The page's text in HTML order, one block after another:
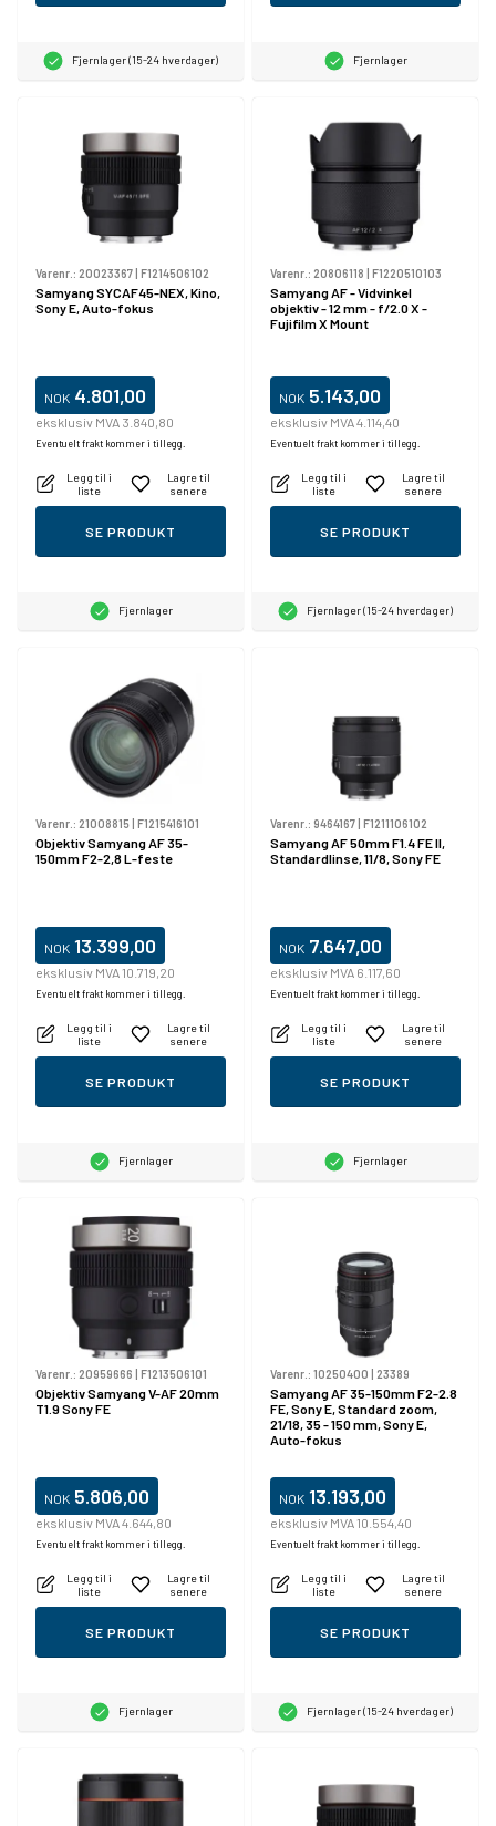
Fjernlager (15-24 hverdager) Fjernlager
Varenr.: 20023367 F1214506102
Samyang SYCAF45-NEX, Kino,
Sony E, Auto-fokus
NOK 4.801,00
eksklusiv MVA 3.840,80
Eventuelt frakt kommer i tillegg.
Legg til i
liste
Lagre til
senere
SE PRODUKT
Fjernlager
Varenr.: 20806118 F1220510103
Samyang AF - Vidvinkel
objektiv - 12 mm - f/2.0 X -
Fujifilm X Mount
NOK 5.143,00
eksklusiv MVA 4.114,40
Eventuelt frakt kommer i tillegg.
Legg til i
liste
Lagre til
senere
SE PRODUKT
Fjernlager (15-24 hverdager)
Varenr.: 21008815 F1215416101
Objektiv Samyang AF 35-
150mm F2-2,8 L-feste
NOK 13.399,00
eksklusiv MVA 10.719,20
Eventuelt frakt kommer i tillegg.
Legg til i
liste
Lagre til
senere
SE PRODUKT
Fjernlager
Varenr.: 9464167 F1211106102
Samyang AF 50mm F1.4 FE II,
Standardlinse, 11/8, Sony FE
NOK 7.647,00
eksklusiv MVA 6.117,60
Eventuelt frakt kommer i tillegg.
Legg til i
liste
Lagre til
senere
SE PRODUKT
Fjernlager
Varenr.: 20959666 | F1213506101
Objektiv Samyang V-AF 20mm
T1.9 Sony FE
NOK 5.806,00
eksklusiv MVA 4.644,80
Eventuelt frakt kommer i tillegg.
Legg til i
liste
Lagre til
senere
SE PRODUKT
Fjernlager
Varenr.: 10250400 | 23389
Samyang AF 35-150mm F2-2.8
FE, Sony E, Standard zoom,
21/18, 35 - 150 mm, Sony E,
Auto-fokus
NOK 13.193,00
eksklusiv MVA 10.554,40
Eventuelt frakt kommer i tillegg.
Legg til i
liste
Lagre til
senere
SE PRODUKT
Fjernlager (15-24 hverdager)